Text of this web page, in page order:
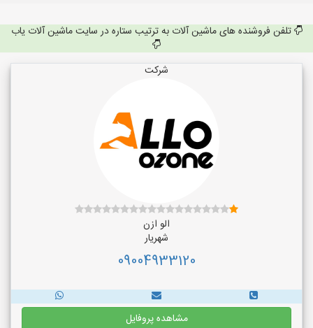
تلفن فروشنده های ماشین آلات به ترتیب ستاره در سایت ماشین آلات یاب
شرکت
الو ازن
شهریار
09004933120
مشاهده پروفایل